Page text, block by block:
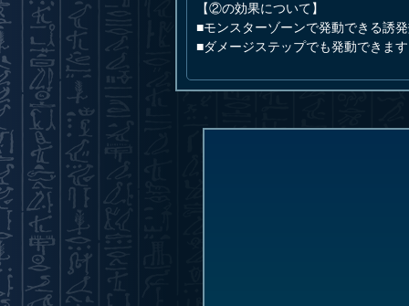
【②の効果について】
■モンスターゾーンで発動できる誘
■ダメージステップでも発動できま